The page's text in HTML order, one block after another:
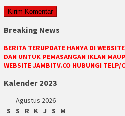
Breaking News
BERITA TERUPDATE HANYA DI
DAN UNTUK PEMASANGAN IKLAN
WEBSITE JAMBITV.CO HUBUNGI TELP/
Kalender 2023
Agustus 2026
S
S R K J S
M